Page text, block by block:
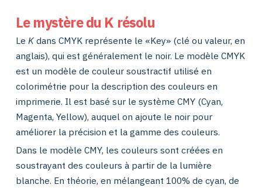
Le mystère du K résolu
Le Kdans CMYK représente le «Key» (clé ou valeur, en
anglais), qui est généralement le noir. Le modèle CMYK
est un modèle de couleur soustractif utilisé en
colorimétrie pour la description des couleurs en
imprimerie. Il est basé sur le système CMY (Cyan,
Magenta, Yellow), auquel on ajoute le noir pour
améliorer la précision et la gamme des couleurs.
Dans le modèle CMY, les couleurs sont créées en
soustrayant des couleurs à partir de la lumière
blanche. En théorie, en mélangeant 100% de cyan, de